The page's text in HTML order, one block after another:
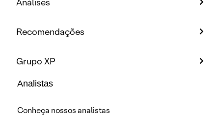
Recomendações
Grupo XP
Analistas
Conheça nossos analistas